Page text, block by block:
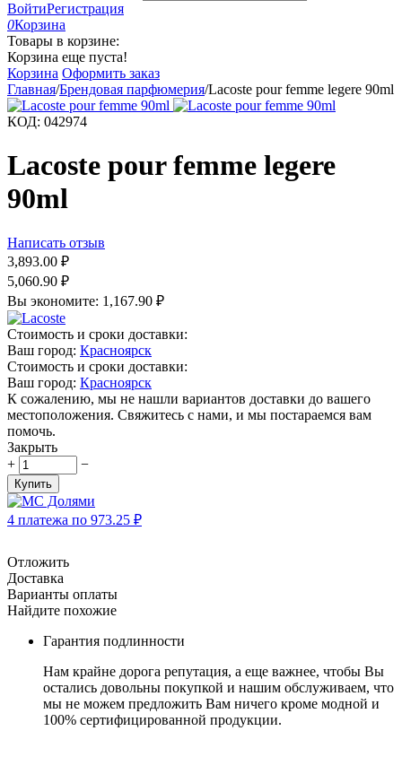
ВойтиРегистрация
0Корзина
Товары в корзине:
Корзина еще пуста!
Корзина Оформить заказ
Главная/Брендовая парфюмерия/Lacoste pour femme legere 90ml
КОД: 042974
Lacoste pour femme legere
90ml
Написать отзыв
3,893.00 ₽
5,060.90 ₽
Вы экономите: 1,167.90 ₽
Стоимость и сроки доставки:
Ваш город: Красноярск
Стоимость и сроки доставки:
Ваш город: Красноярск
К сожалению, мы не нашли вариантов доставки до вашего
местоположения. Свяжитесь с нами, и мы постараемся вам
помочь.
Закрыть
+
−
Купить
4 платежа по 973.25 ₽
Отложить
Доставка
Варианты оплаты
Найдите похожие
Гарантия подлинности
Нам крайне дорога репутация, а еще важнее, чтобы Вы
остались довольны покупкой и нашим обслуживаем, что
мы не можем предложить Вам ничего кроме модной и
100% сертифицированной продукции.